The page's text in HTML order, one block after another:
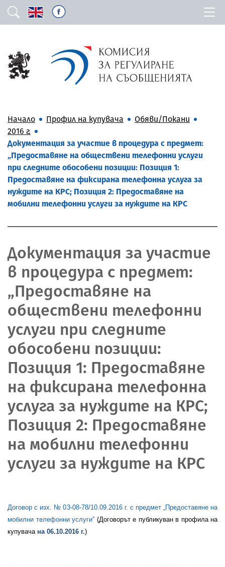
Начало Профил на купувача
Обяви/Покани
2016 г.
Документация за участие в процедура с предмет:
„Предоставяне на обществени телефонни услуги
при следните обособени позиции: Позиция 1:
Предоставяне на фиксирана телефонна услуга за
нуждите на КРС; Позиция 2: Предоставяне на
мобилни телефонни услуги за нуждите на КРС
Документация за участие
в процедура с предмет:
„Предоставяне на
обществени телефонни
услуги при следните
обособени позиции:
Позиция 1: Предоставяне
на фиксирана телефонна
услуга за нуждите на КРС;
Позиция 2: Предоставяне
на мобилни телефонни
услуги за нуждите на КРС
Договор с изх. № 03-08-78/10.09.2016 г. с предмет „Предоставяне на
мобилни телефонни услуги” (Договорът е публикуван в профила на
купувача на 06.10.2016 г.)